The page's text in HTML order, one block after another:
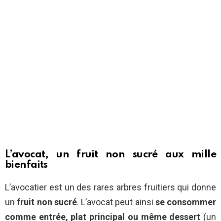
L’avocat, un fruit non sucré aux mille
bienfaits
L’avocatier est un des rares arbres fruitiers qui donne
unfruit non sucré. L’avocat peut ainsi se consommer
comme entrée, plat principal ou même dessert (un